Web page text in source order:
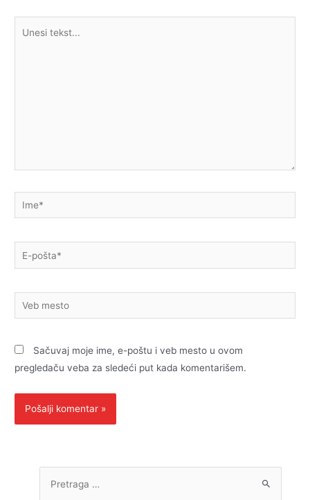
Ime*
E-
pošta*
Veb
mesto
Sačuvaj moje ime, e-poštu i veb mesto u ovom
pregledaču veba za sledeći put kada komentarišem.